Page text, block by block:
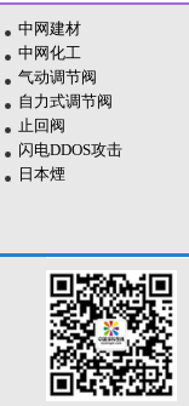
中网建材
中网化工
气动调节阀
自力式调节阀
止回阀
闪电DDOS攻击
日本煙